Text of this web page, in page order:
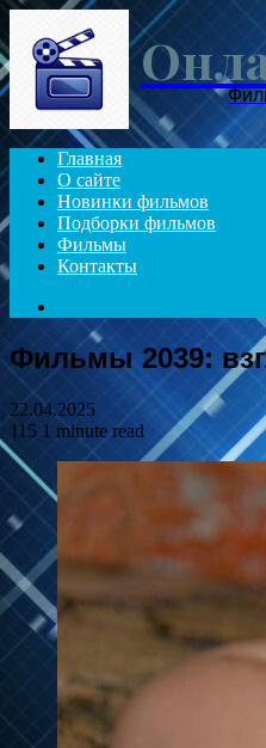
Главная
О сайте
Новинки фильмов
Подборки фильмов
Фильмы
Контакты
Фильмы 2039:
22.04.2025
115 1 minute read